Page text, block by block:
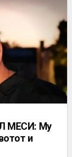
МЕСИ: Му
и